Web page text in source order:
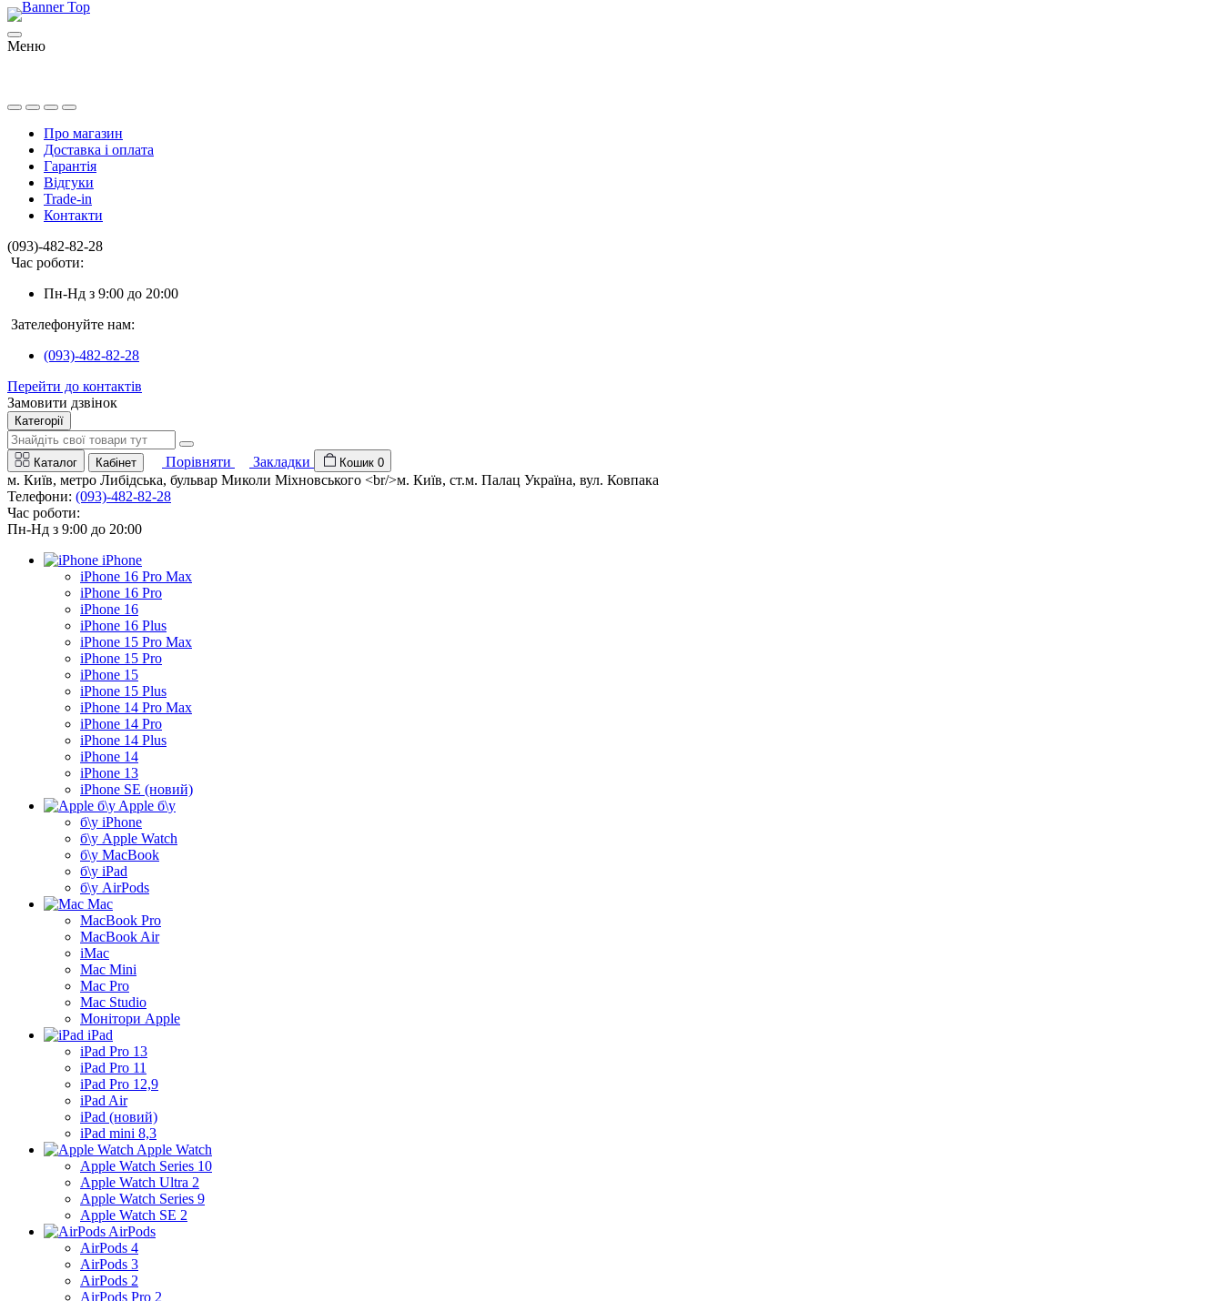
Меню
Про магазин
Доставка і оплата
Гарантія
Відгуки
Trade-in
Контакти
(093)-482-82-28
Час роботи:
Пн-Нд з 9:00 до 20:00
Зателефонуйте нам:
(093)-482-82-28
Перейти до контактів
Замовити дзвінок
Категорії
Каталог Кабінет Порівняти Закладки Кошик 0
м. Київ, метро Либідська, бульвар Миколи Міхновського <br/>м. Київ, ст.м. Палац Україна, вул. Ковпака
Телефони: (093)-482-82-28
Час роботи:
Пн-Нд з 9:00 до 20:00
iPhone
iPhone 16 Pro Max
iPhone 16 Pro
iPhone 16
iPhone 16 Plus
iPhone 15 Pro Max
iPhone 15 Pro
iPhone 15
iPhone 15 Plus
iPhone 14 Pro Max
iPhone 14 Pro
iPhone 14 Plus
iPhone 14
iPhone 13
iPhone SE (новий)
Apple б\у
б\у iPhone
б\у Apple Watch
б\у MacBook
б\у iPad
б\у AirPods
Mac
MacBook Pro
MacBook Air
iMac
Mac Mini
Mac Pro
Mac Studio
Монітори Apple
iPad
iPad Pro 13
iPad Pro 11
iPad Pro 12,9
iPad Air
iPad (новий)
iPad mini 8,3
Apple Watch
Apple Watch Series 10
Apple Watch Ultra 2
Apple Watch Series 9
Apple Watch SE 2
AirPods
AirPods 4
AirPods 3
AirPods 2
AirPods Pro 2